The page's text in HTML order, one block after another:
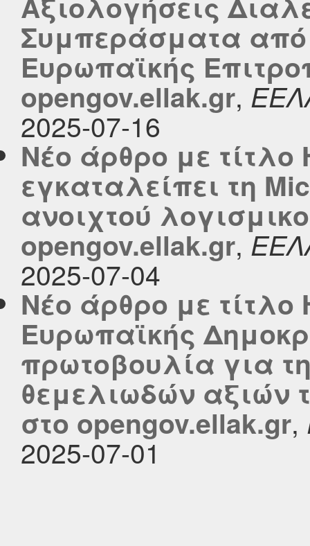
Συμπεράσματα από
Ευρωπαϊκής
opengov.ellak.gr,
2025-07-16
Νέο άρθρο με
εγκαταλείπει τη
ανοιχτού
opengov.ellak.gr,
2025-07-04
Νέο άρθρο με τίτλο
Ευρωπαϊκής
πρωτοβουλία για
θεμελιωδών αξιών
στο opengov.ellak.gr,
2025-07-01